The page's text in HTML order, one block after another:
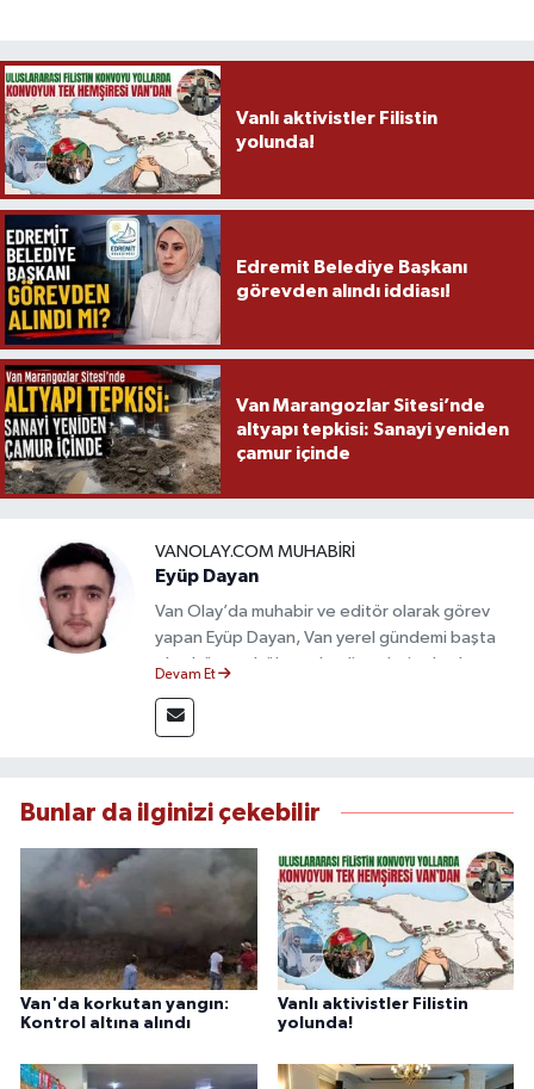
Vanlı aktivistler Filistin
yolunda!
Edremit Belediye Başkanı
görevden alındı iddiası!
Van Marangozlar Sitesi’nde
altyapı tepkisi: Sanayi yeniden
çamur içinde
VANOLAY.COM MUHABIRI
Eyüp Dayan
Van Olay’da muhabir ve editör olarak görev
yapan Eyüp Dayan, Van yerel gündemi başta
olmak üzere bölgesel gelişmeleri sahadan
deneyimiyle doğruluk, tarafsızlık ve etik ilkeleri
esas alan Dayan, güvenilir kaynaklara dayalı
Devam Et
Bunlar da ilginizi çekebilir
Van'da korkutan yangın:
Kontrol altına alındı
Vanlı aktivistler Filistin
yolunda!